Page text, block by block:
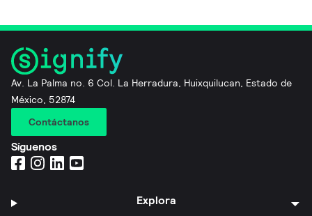
Av. La Palma no. 6 Col. La Herradura, Huixquilucan, Estado de
México, 52874
Contáctanos
Síguenos
Explora